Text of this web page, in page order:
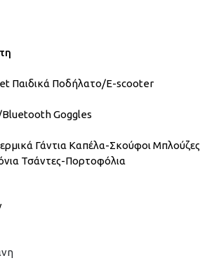
Παιδικά Ποδήλατο/E-scooter
BluetoothGoggles
Γάντια Καπέλα-Σκούφοι Μπλούζες
Τσάντες-Πορτοφόλια